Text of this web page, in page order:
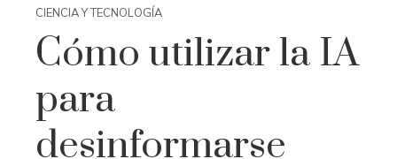
CIENCIA Y TECNOLOGÍA
Cómo utilizar la IA
para
desinformarse